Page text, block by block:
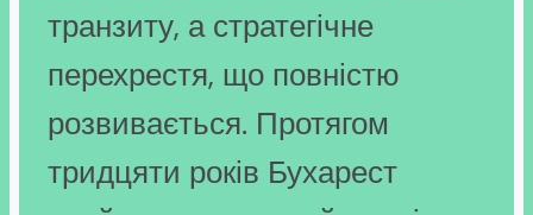
транзиту, а стратегічне
перехрестя, що повністю
розвивається. Протягом
тридцяти років Бухарест